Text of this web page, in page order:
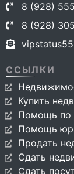
8 (928)
8 (928)
ССЫЛКИ
Купить
Помощь по
Помощь
Продать
Сдать
Сдать